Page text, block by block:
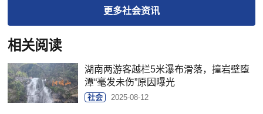
更多社会资讯
相关阅读
湖南两游客越栏5米瀑布滑落，撞岩壁堕
潭“毫发未伤”原因曝光
社会 2025-08-12